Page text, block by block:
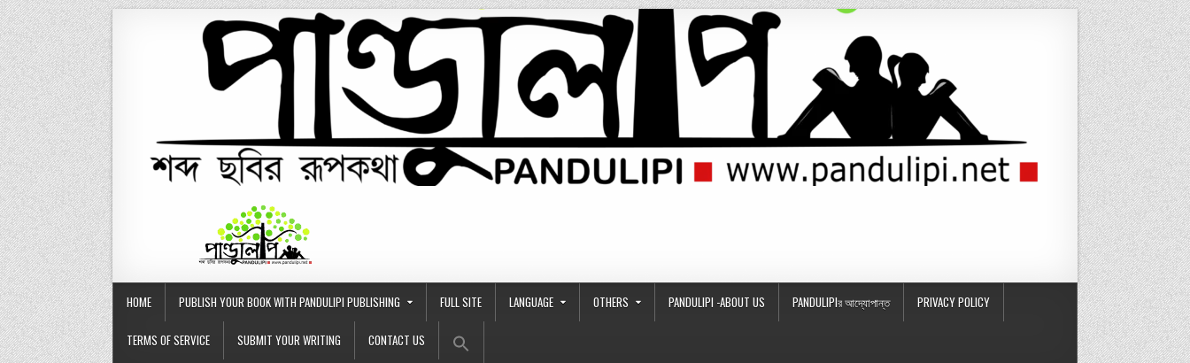
Skip
to
content
HOME PUBLISH YOUR BOOK WITH PANDULIPI PUBLISHING FULL SITE LANGUAGE OTHERS PANDULIPI -ABOUT US PANDULIPIর আদ্যোপান্ত PRIVACY POLICY
TERMS OF SERVICE SUBMIT YOUR WRITING CONTACT US